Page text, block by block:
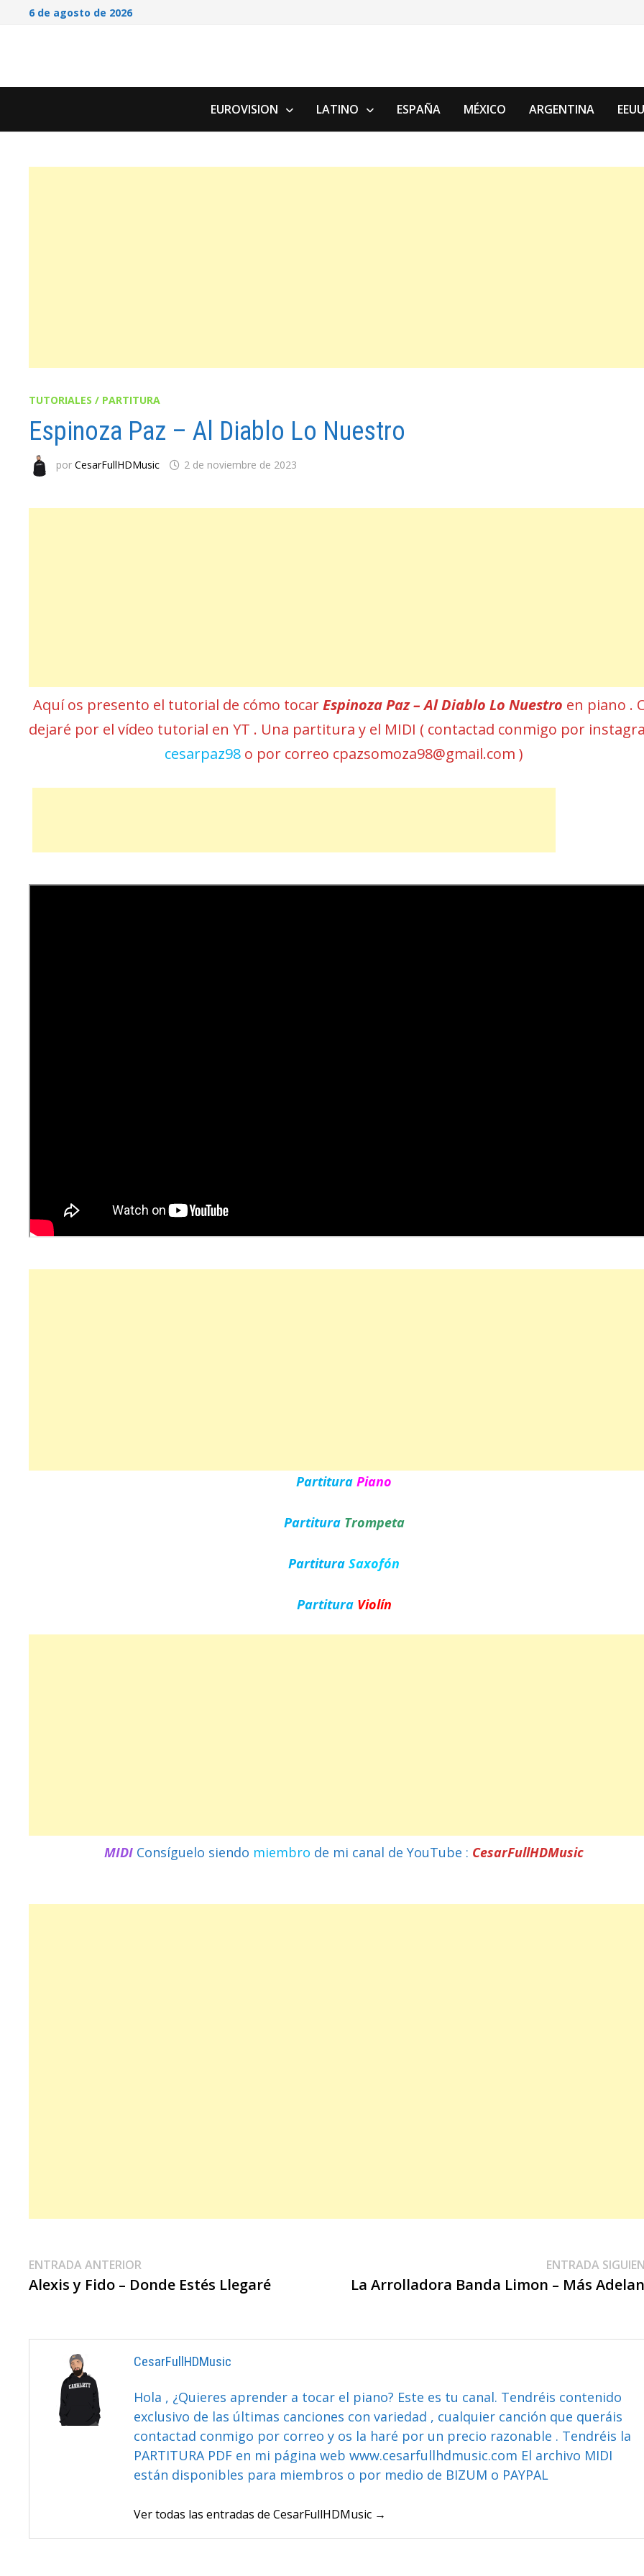
Saltar6 de agosto de 2026
EUROVISION LATINO ESPAÑA MÉXICO ARGENTINA EEUU
TUTORIALES / PARTITURA
Espinoza Paz – Al Diablo Lo Nuestro
porCesarFullHDMusic 2 de noviembre de 2023
Aquí os presento el tutorial de cómo tocarEspinoza Paz – Al Diablo Lo Nuestro en piano .
dejaré por el vídeo tutorial en YT . Una partitura y el MIDI ( contactad conmigo por
cesarpaz98 o por correo cpazsomoza98@gmail.com )
PartituraPiano
Partitura Trompeta
PartituraSaxofón
Partitura Violín
MIDI Consíguelo siendo miembro de mi canal de YouTube : CesarFullHDMusic
Navegación
De
ENTRADA ANTERIOR
anterior:
Alexis y Fido – Donde Estés Llegaré
ENTRADA
La Arrolladora Banda Limon – Más
CesarFullHDMusic
Hola , ¿Quieres aprender a tocar el piano? Este es tu canal. Tendréis contenido
exclusivo de las últimas canciones con variedad , cualquier canción que queráis
contactad conmigo por correo y os la haré por un precio razonable . Tendréis la
PARTITURA PDF en mi página web www.cesarfullhdmusic.com El archivo MIDI
están disponibles para miembros o por medio de BIZUM o PAYPAL
Ver todas las entradas de CesarFullHDMusic →